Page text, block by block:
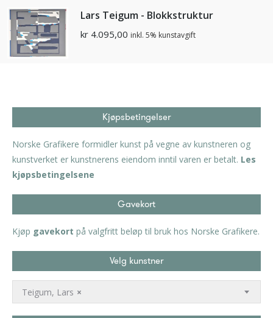
Lars Teigum - Blokkstruktur
kr 4.095,00 inkl. 5% kunstavgift
Kjøpsbetingelser
Norske Grafikere formidler kunst på vegne av kunstneren og
kunstverket er kunstnerens eiendom inntil varen er betalt. Les
kjøpsbetingelsene
Gavekort
Kjøp gavekort på valgfritt beløp til bruk hos Norske Grafikere.
Velg kunstner
×
Teigum, Lars